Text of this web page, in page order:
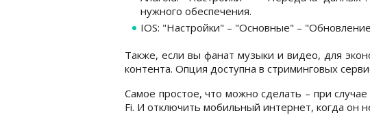
нужного обеспечения.
IOS: "Настройки" – "Основные" –
Также, если вы фанат музыки и видео, для
контента. Опция доступна в стриминговых
Самое простое, что можно сделать – при
Fi. И отключить мобильный интернет, когда он